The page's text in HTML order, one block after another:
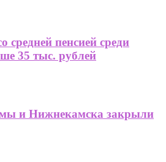
средней пенсией среди
35 тыс. рублей
и Нижнекамска закрыли